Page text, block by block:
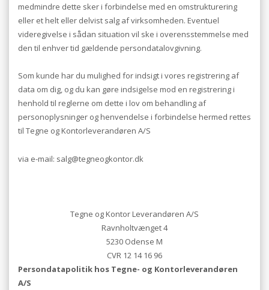
medmindre dette sker i forbindelse med en omstrukturering
eller et helt eller delvist salg af virksomheden. Eventuel
videregivelse i sådan situation vil ske i overensstemmelse med
den til enhver tid gældende persondatalovgivning.
Som kunde har du mulighed for indsigt i vores registrering af
data om dig, og du kan gøre indsigelse mod en registrering i
henhold til reglerne om dette i lov om behandling af
personoplysninger og henvendelse i forbindelse hermed rettes
til Tegne og Kontorleverandøren A/S
via e-mail: salg@tegneogkontor.dk
Tegne og Kontor Leverandøren A/S
Ravnholtvænget 4
5230 Odense M
CVR 12 14 16 96
Persondatapolitik hos Tegne- og Kontorleverandøren
A/S